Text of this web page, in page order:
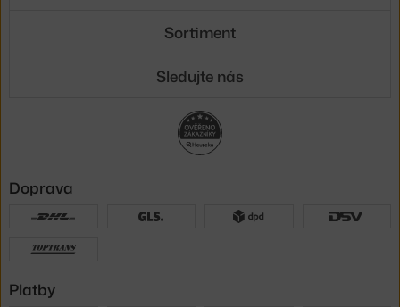
Sortiment
Sledujte nás
Doprava
Platby